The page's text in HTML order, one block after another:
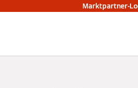
Marktpartner-